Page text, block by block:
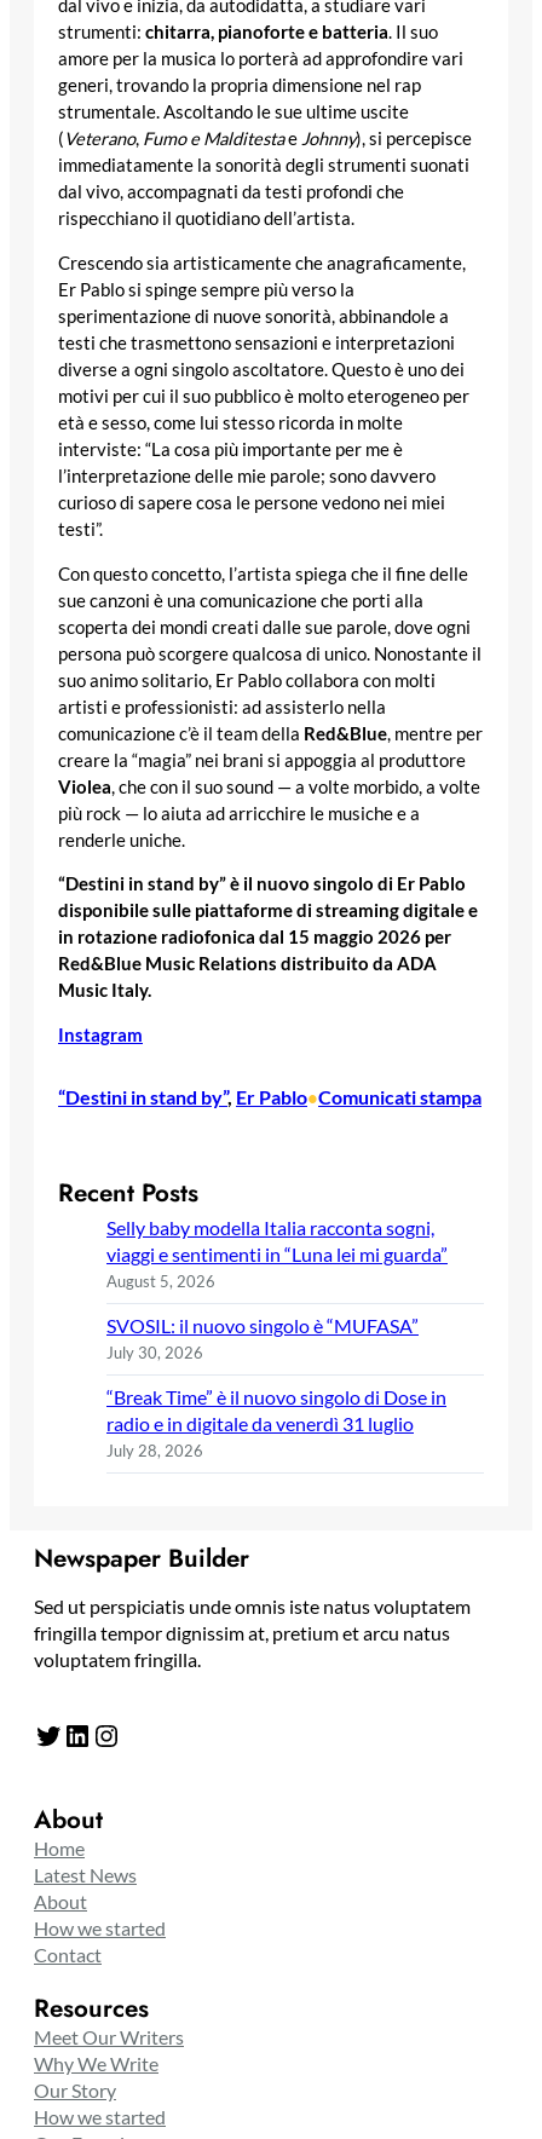
dal vivo e inizia, da autodidatta, a studiare vari
strumenti: chitarra, pianoforte e batteria. Il suo
amore per la musica lo porterà ad approfondire vari
generi, trovando la propria dimensione nel rap
strumentale. Ascoltando le sue ultime uscite
(Veterano, Fumo e MalditestaeJohnny), si percepisce
immediatamente la sonorità degli strumenti suonati
dal vivo, accompagnati da testi profondi che
rispecchiano il quotidiano dell’artista.
Crescendo sia artisticamente che anagraficamente,
Er Pablo si spinge sempre più verso la
sperimentazione di nuove sonorità, abbinandole a
testi che trasmettono sensazioni e interpretazioni
diverse a ogni singolo ascoltatore. Questo è uno dei
motivi per cui il suo pubblico è molto eterogeneo per
età e sesso, come lui stesso ricorda in molte
interviste: “La cosa più importante per me è
l’interpretazione delle mie parole; sono davvero
curioso di sapere cosa le persone vedono nei miei
testi”.
Con questo concetto, l’artista spiega che il fine delle
sue canzoni è una comunicazione che porti alla
scoperta dei mondi creati dalle sue parole, dove ogni
persona può scorgere qualcosa di unico. Nonostante il
suo animo solitario, Er Pablo collabora con molti
artisti e professionisti: ad assisterlo nella
comunicazione c’è il team della Red&Blue, mentre per
creare la “magia” nei brani si appoggia al produttore
Violea, che con il suo sound — a volte morbido, a volte
più rock — lo aiuta ad arricchire le musiche e a
renderle uniche.
“Destini in stand by” è il nuovo singolo di Er Pablo
disponibile sulle piattaforme di streaming digitale e
in rotazione radiofonica dal 15 maggio 2026 per
Red&Blue Music Relations distribuito da ADA
Music Italy.
Instagram
“Destini in stand by”, Er Pablo•Comunicati stampa
Recent Posts
Selly baby modella Italia racconta sogni,
viaggi e sentimenti in “Luna lei mi guarda”
August 5, 2026
SVOSIL: il nuovo singolo è “MUFASA”
July 30, 2026
“Break Time” è il nuovo singolo di Dose in
radio e in digitale da venerdì 31 luglio
July 28, 2026
Newspaper Builder
Sed ut perspiciatis unde omnis iste natus voluptatem
fringilla tempor dignissim at, pretium et arcu natus
voluptatem fringilla.
Twitter LinkedIn Instagram
About
Home
Latest News
About
How we started
Contact
Resources
Meet Our Writers
Why We Write
Our Story
How we started